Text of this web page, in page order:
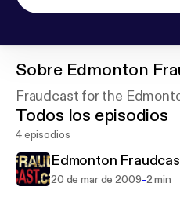
Sobre Edmonton
Fraudcast for the
Todos los episodios
4 episodios
Edmonton
20 de mar de 2009-2 min